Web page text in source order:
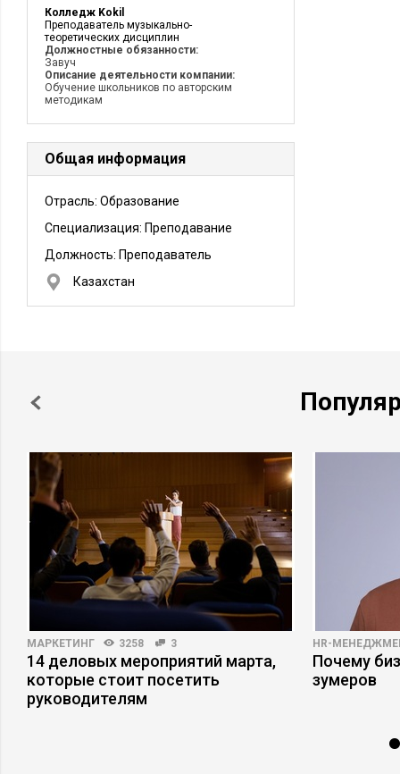
Колледж Kokil
Преподаватель музыкально-
теоретических дисциплин
Должностные обязанности:
Завуч
Описание деятельности компании:
Обучение школьников по авторским
методикам
Общая информация
Отрасль: Образование
Специализация: Преподавание
Должность: Преподаватель
Казахстан
МАРКЕТИНГ 3258 3
14 деловых мероприятий марта,
которые стоит посетить
руководителям
HR-
Почему
зумеров